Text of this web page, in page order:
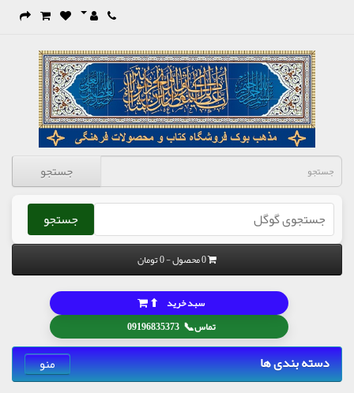
جستجو
جستجو
0 محصول - 0 تومان
تماس📞
09196835373
سبد خرید ⬆
دسته بندی ها منو